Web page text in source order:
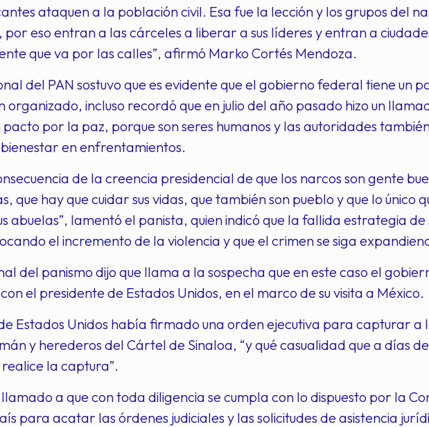
ataquen a la población civil. Esa fue la lección y los grupos del
eso entran a las cárceles a liberar a sus líderes y entran a
que va por las calles”, afirmó Marko Cortés Mendoza.
del PAN sostuvo que es evidente que el gobierno federal tiene un
organizado, incluso recordó que en julio del año pasado hizo un
pacto por la paz, porque son seres humanos y las autoridades
en enfrentamientos.
de la creencia presidencial de que los narcos son gente
que hay que cuidar sus vidas, que también son pueblo y que lo único
abuelas”, lamentó el panista, quien indicó que la fallida estrategia
el incremento de la violencia y que el crimen se siga
del panismo dijo que llama a la sospecha que en este caso el
el presidente de Estados Unidos, en el marco de su visita a México.
Estados Unidos había firmado una orden ejecutiva para capturar a
y herederos del Cártel de Sinaloa, “y qué casualidad que a días
la captura”.
a que con toda diligencia se cumpla con lo dispuesto por la
para acatar las órdenes judiciales y las solicitudes de asistencia